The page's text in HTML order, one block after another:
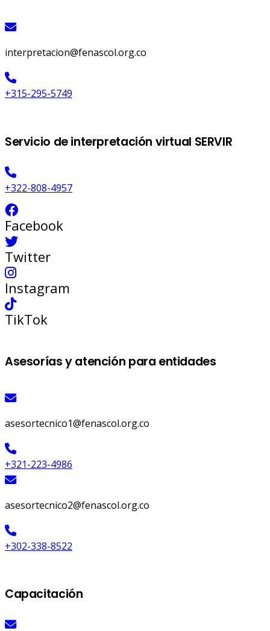
interpretacion@fenascol.org.co
+315-295-5749
Servicio de interpretación virtual SERVIR
+322-808-4957
Facebook
Twitter
Instagram
TikTok
Asesorías y atención para entidades
asesortecnico1@fenascol.org.co
+321-223-4986
asesortecnico2@fenascol.org.co
+302-338-8522
Capacitación